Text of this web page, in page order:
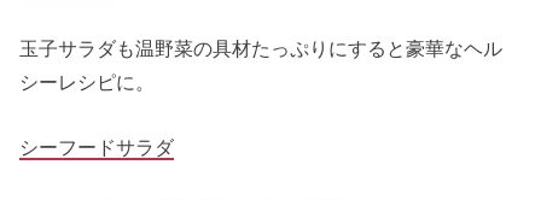
玉子サラダも温野菜の具材たっぷりにすると豪華なヘル
シーレシピに。
シーフードサラダ